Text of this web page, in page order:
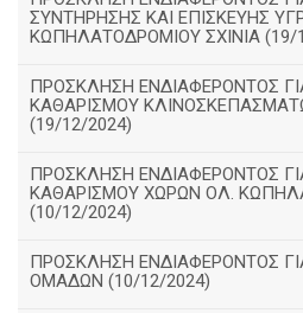
ΣΥΝΤΗΡΗΣΗΣ ΚΑΙ ΕΠΙΣΚΕΥΗΣ
ΚΩΠΗΛΑΤΟΔΡΟΜΙΟΥ ΣΧΙΝΙΑ (19/
ΠΡΟΣΚΛΗΣΗ ΕΝΔΙΑΦΕΡΟΝΤΟΣ
ΚΑΘΑΡΙΣΜΟΥ
(19/12/2024)
ΠΡΟΣΚΛΗΣΗ ΕΝΔΙΑΦΕΡΟΝΤΟΣ
ΚΑΘΑΡΙΣΜΟΥ ΧΩΡΩΝ ΟΛ.
(10/12/2024)
ΠΡΟΣΚΛΗΣΗ ΕΝΔΙΑΦΕΡΟΝΤΟΣ
ΟΜΑΔΩΝ (10/12/2024)